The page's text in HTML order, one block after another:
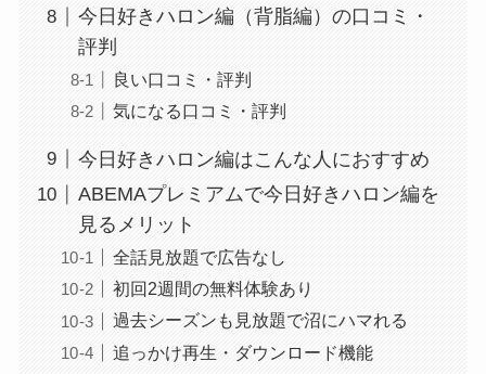
今日好きハロン編（背脂編）の口コミ・
評判
良い口コミ・評判
気になる口コミ・評判
今日好きハロン編はこんな人におすすめ
ABEMAプレミアムで今日好きハロン編を
見るメリット
全話見放題で広告なし
初回2週間の無料体験あり
過去シーズンも見放題で沼にハマれる
追っかけ再生・ダウンロード機能